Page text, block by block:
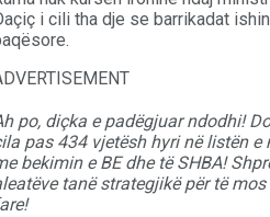
i cili tha dje se barrikadat
po, diçka e padëgjuar ndodhi!
pas 434 vjetësh hyri në listën e
bekimin e BE dhe të SHBA!
tanë strategjikë për të